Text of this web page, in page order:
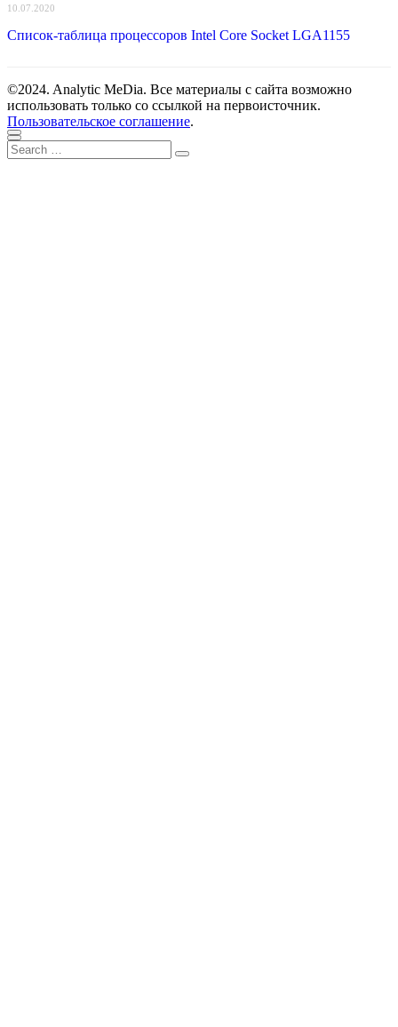
10.07.2020
Список-таблица процессоров Intel Core Socket LGA1155
©2024. Analytic MeDia. Все материалы с сайта возможно
использовать только со ссылкой на первоисточник.
Пользовательское соглашение.
Scroll
to
Close
Search
for:
Search